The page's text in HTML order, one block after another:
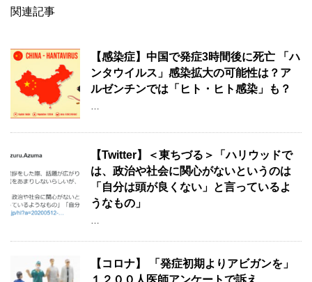
関連記事
【感染症】中国で発症3時間後に死亡 「ハ
ンタウイルス」感染拡大の可能性は？ア
ルゼンチンでは「ヒト・ヒト感染」も？
…
【Twitter】＜東ちづる＞「ハリウッドで
は、政治や社会に関心がないというのは
「自分は頭が良くない」と言っているよ
うなもの」
…
【コロナ】 「発症初期よりアビガンを」
１２００人医師アンケートで訴え